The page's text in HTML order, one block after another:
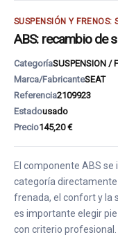
SUSPENSIÓN Y FRENOS:
ABS: recambio de
CategoríaSUSPENSION /
Marca/FabricanteSEAT
Referencia2109923
Estadousado
Precio145,20 €
El componente ABS se
categoría
frenada, el confort y la
es importante elegir
con criterio profesional.